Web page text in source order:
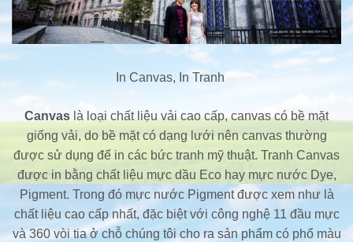
In Canvas, In Tranh
Canvas là loại chất liệu vải cao cấp, canvas có bề mặt
giống vải, do bề mặt có dạng lưới nên canvas thường
được sử dụng để in các bức tranh mỹ thuật. Tranh Canvas
được in bằng chất liệu mực dầu Eco hay mực nước Dye,
Pigment. Trong đó mực nước Pigment được xem như là
chất liệu cao cấp nhất, đặc biệt với công nghệ 11 đầu mực
và 360 vòi tia ở chỗ chúng tôi cho ra sản phẩm có phổ màu